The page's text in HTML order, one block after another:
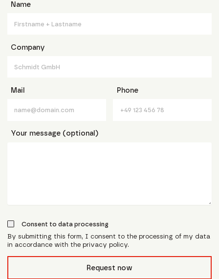
Name
Company
Mail Phone
Your message (optional)
Consent to data processing
By submitting this form, I consent to the processing of my data
in accordance with the privacy policy.
Request now